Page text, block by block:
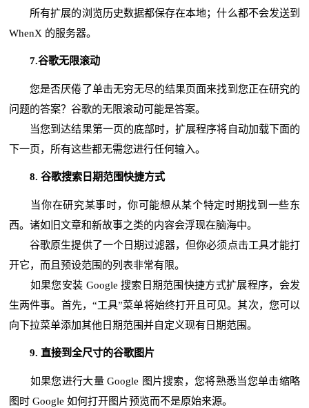
所有扩展的浏览历史数据都保存在本地；什么都不会发送到
WhenX 的服务器。
7.谷歌无限滚动
您是否厌倦了单击无穷无尽的结果页面来找到您正在研究的
问题的答案？谷歌的无限滚动可能是答案。
当您到达结果第一页的底部时，扩展程序将自动加载下面的
下一页，所有这些都无需您进行任何输入。
8. 谷歌搜索日期范围快捷方式
当你在研究某事时，你可能想从某个特定时期找到一些东
西。诸如旧文章和新故事之类的内容会浮现在脑海中。
谷歌原生提供了一个日期过滤器，但你必须点击工具才能打
开它，而且预设范围的列表非常有限。
如果您安装 Google 搜索日期范围快捷方式扩展程序，会发
生两件事。首先，“工具”菜单将始终打开且可见。其次，您可以
向下拉菜单添加其他日期范围并自定义现有日期范围。
9. 直接到全尺寸的谷歌图片
如果您进行大量 Google 图片搜索，您将熟悉当您单击缩略
图时 Google 如何打开图片预览而不是原始来源。